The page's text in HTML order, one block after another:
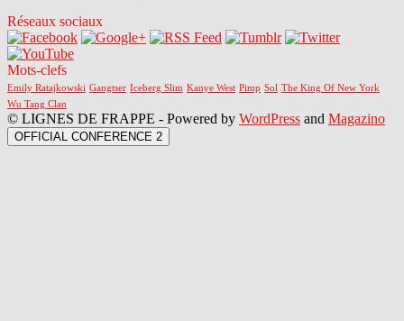
Réseaux sociaux
Mots-clefs
Emily Ratajkowski Gangtser Iceberg Slim Kanye West Pimp Sol The King Of New York
Wu Tang Clan
© LIGNES DE FRAPPE - Powered by WordPress and Magazino
OFFICIAL CONFERENCE 2